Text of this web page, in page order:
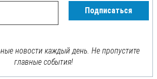
новости каждый день. Не пропустите
главные события!